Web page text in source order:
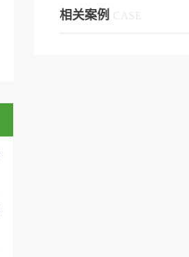
相关案例 CASE